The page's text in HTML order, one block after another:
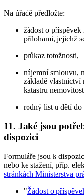
Na úřadě předložte:
žádost o
přílohami, jejichž
průkaz totožnosti,
nájemní smlouvu,
základě vlastnictví
katastru
rodný list u dětí do
11. Jaké jsou
dispozici
Formuláře jsou k
nebo ke stažení, příp.
stránkách Ministerstva
"Žádost o